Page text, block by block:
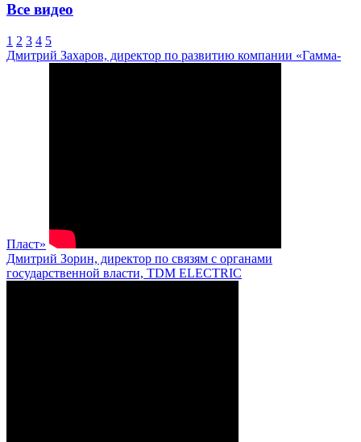
Все видео
1 2 3 4 5
Дмитрий Захаров, директор по развитию компании «Гамма-
Пласт»
Дмитрий Зорин, директор по связям с органами
государственной власти, TDM ELECTRIC